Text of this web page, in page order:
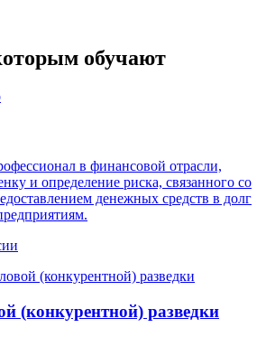
обучают
в финансовой отрасли,
и определение риска, связанного со
денежных средств в долг
(конкурентной) разведки